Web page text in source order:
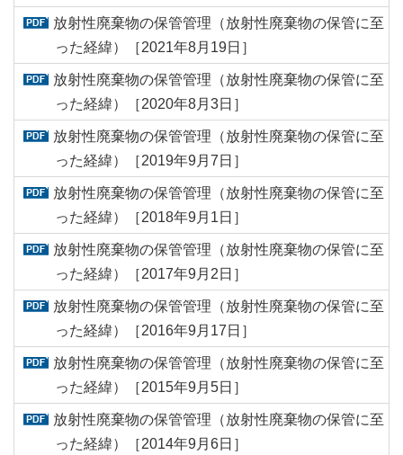
放射性廃棄物の保管管理（放射性廃棄物の保管に至
った経緯）［2021年8月19日］
放射性廃棄物の保管管理（放射性廃棄物の保管に至
った経緯）［2020年8月3日］
放射性廃棄物の保管管理（放射性廃棄物の保管に至
った経緯）［2019年9月7日］
放射性廃棄物の保管管理（放射性廃棄物の保管に至
った経緯）［2018年9月1日］
放射性廃棄物の保管管理（放射性廃棄物の保管に至
った経緯）［2017年9月2日］
放射性廃棄物の保管管理（放射性廃棄物の保管に至
った経緯）［2016年9月17日］
放射性廃棄物の保管管理（放射性廃棄物の保管に至
った経緯）［2015年9月5日］
放射性廃棄物の保管管理（放射性廃棄物の保管に至
った経緯）［2014年9月6日］